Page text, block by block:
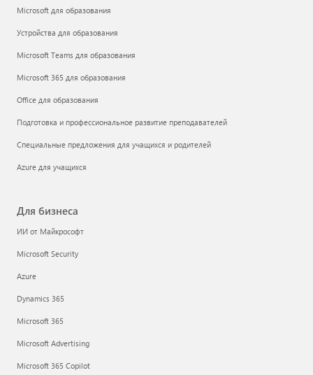
Microsoft для образования
Устройства для образования
Microsoft Teams для образования
Microsoft 365 для образования
Office для образования
Подготовка и профессиональное развитие преподавателей
Специальные предложения для учащихся и родителей
Azure для учащихся
Для бизнеса
ИИ от Майкрософт
Microsoft Security
Azure
Dynamics 365
Microsoft 365
Microsoft Advertising
Microsoft 365 Copilot